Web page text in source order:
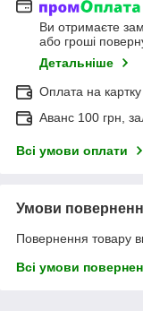
Ви отримаєте
або гроші
Детальніше
Оплата на картку
Аванс 100 грн,
Всі умови оплати
Умови
Повернення товару
Всі умови